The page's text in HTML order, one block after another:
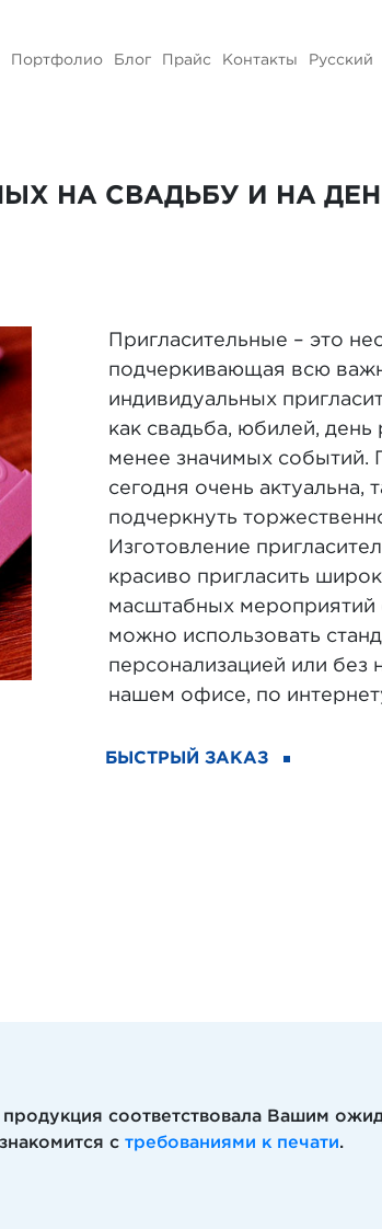
Портфолио Блог Прайс Контакты Русский
НА СВАДЬБУ И НА
Пригласительные – это
подчеркивающая всю
индивидуальных
как свадьба, юбилей,
менее значимых событий.
сегодня очень актуальна,
подчеркнуть
Изготовление
красиво пригласить
масштабных мероприятий
можно использовать
персонализацией или без
нашем офисе, по
БЫСТРЫЙ ЗАКАЗ
соответствовала Вашим
с требованиями к печати.